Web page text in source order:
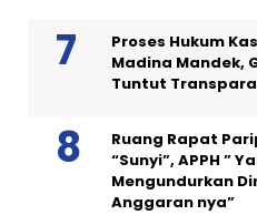
Proses Hukum
Madina Mandek,
Tuntut
Ruang Rapat
“Sunyi”, APPH ”
Mengundurkan
Anggaran nya”